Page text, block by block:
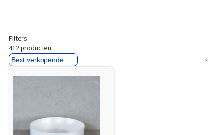
Filters
412producten